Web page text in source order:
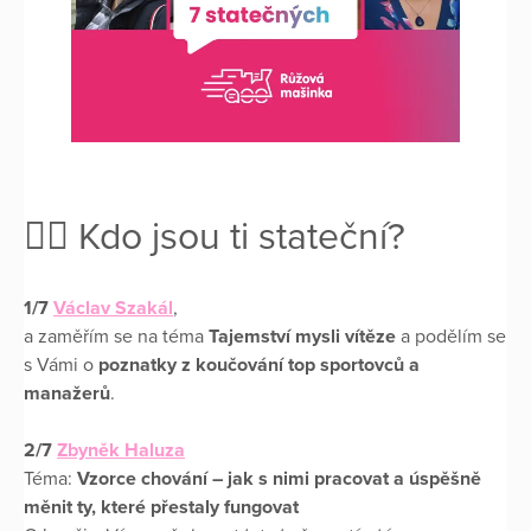
🕵️‍♂️ Kdo jsou ti stateční?
1/7 Václav Szakál,
a zaměřím se na téma Tajemství mysli vítěze a podělím se
s Vámi o poznatky z koučování top sportovců a
manažerů.
2/7 Zbyněk Haluza
Téma: Vzorce chování – jak s nimi pracovat a úspěšně
měnit ty, které přestaly fungovat